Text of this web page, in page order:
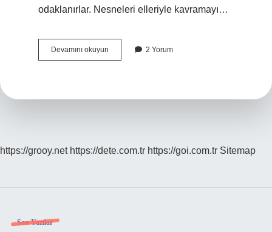
odaklanırlar. Nesneleri elleriyle kavramayı…
Devamını okuyun
Aylık
2 Yorum
https://grooy.net https://dete.com.tr https://goi.com.tr Sitemap
Son Yazılar